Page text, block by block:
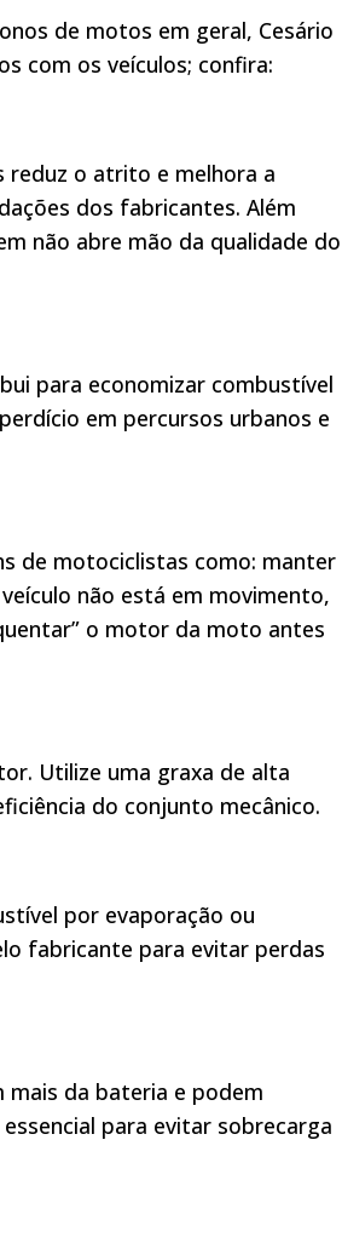
de motos em geral, Cesário
com os veículos; confira:
reduz o atrito e melhora a
dos fabricantes. Além
não abre mão da qualidade do
para economizar combustível
em percursos urbanos e
de motociclistas como: manter
não está em movimento,
o motor da moto antes
Utilize uma graxa de alta
do conjunto mecânico.
por evaporação ou
fabricante para evitar perdas
mais da bateria e podem
para evitar sobrecarga